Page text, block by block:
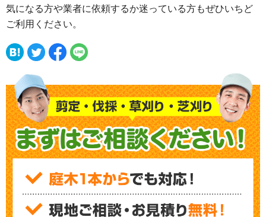
気になる方や業者に依頼するか迷っている方もぜひいちど
ご利用ください。